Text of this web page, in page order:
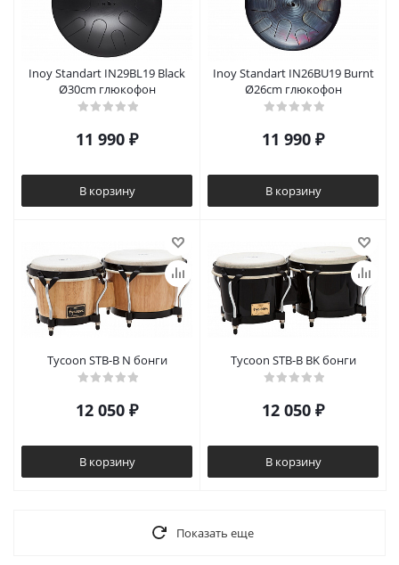
Inoy Standart IN29BL19 Black
Ø30cm глюкофон
11 990 ₽
В корзину
Inoy Standart IN26BU19 Burnt
Ø26cm глюкофон
11 990 ₽
В корзину
Tycoon STB-B N бонги
12 050 ₽
В корзину
Tycoon STB-B BK бонги
12 050 ₽
В корзину
Показать еще